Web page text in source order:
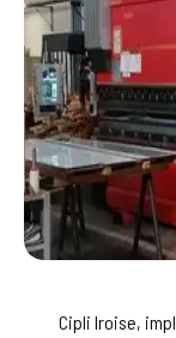
Cipli Iroise,